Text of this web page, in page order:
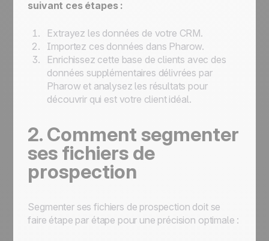
suivant ces étapes :
Extrayez les données de votre CRM.
Importez ces données dans Pharow.
Enrichissez cette base de clients avec des
données supplémentaires délivrées par
Pharow et analysez les résultats pour
découvrir qui est votre client idéal.
2. Comment segmenter
ses fichiers de
prospection
Segmenter ses fichiers de prospection doit se
faire étape par étape pour une précision optimale :